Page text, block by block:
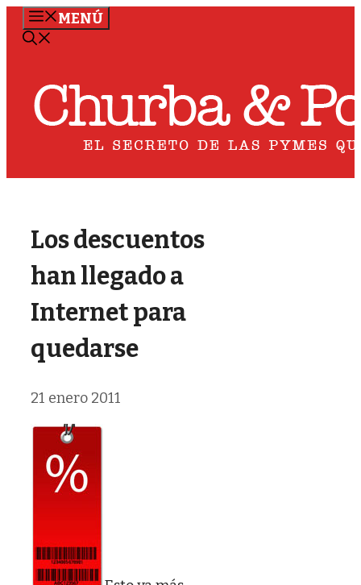
Saltar
MENÚ
Los descuentos
han llegado a
Internet para
quedarse
21 enero 2011